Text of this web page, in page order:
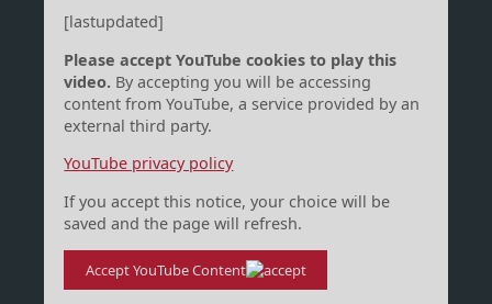
[lastupdated]
Please accept YouTube cookies to play this
video. By accepting you will be accessing
content from YouTube, a service provided by an
external third party.
YouTube privacy policy
If you accept this notice, your choice will be
saved and the page will refresh.
Accept YouTube Content